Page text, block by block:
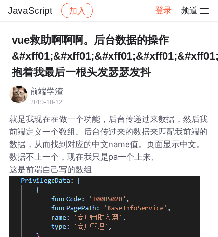
JavaScript 加入 登录 频道
JavaScript 帖子详情
vue救助啊啊啊。后台数据的操作
&#xff01;&#xff01;&#xff01;&#xff01;&#xff01;
抱着我最后一根头发瑟瑟发抖
前端学渣
2019-10-12
就是我现在在做一个功能，后台传递过来数据，然后我
前端定义一个数组。后台传过来的数据来匹配我前端的
数据，从而找到对应的中文name值。页面显示中文。
数据不止一个，现在我只是pa一个上来、
这是前端自己写的数组